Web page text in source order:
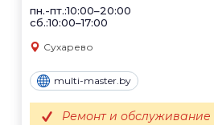
пн.-пт.:10:00–20:00
сб.:10:00–17:00
Сухарево
multi-master.by
Ремонт и обслуживание